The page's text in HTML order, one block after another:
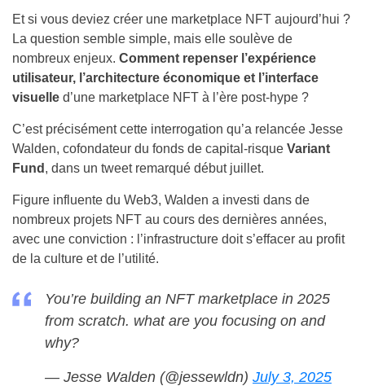
Et si vous deviez créer une marketplace NFT aujourd’hui ?
La question semble simple, mais elle soulève de
nombreux enjeux. Comment repenser l’expérience
utilisateur, l’architecture économique et l’interface
visuelle d’une marketplace NFT à l’ère post-hype ?
C’est précisément cette interrogation qu’a relancée Jesse
Walden, cofondateur du fonds de capital-risque Variant
Fund , dans un tweet remarqué début juillet.
Figure influente du Web3, Walden a investi dans de
nombreux projets NFT au cours des dernières années,
avec une conviction : l’infrastructure doit s’effacer au profit
de la culture et de l’utilité.
You’re building an NFT marketplace in 2025
from scratch. what are you focusing on and
why?
— Jesse Walden (@jessewldn) July 3, 2025